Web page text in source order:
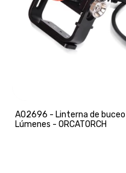
A02696 - Linterna de
Lúmenes - ORCATORCH